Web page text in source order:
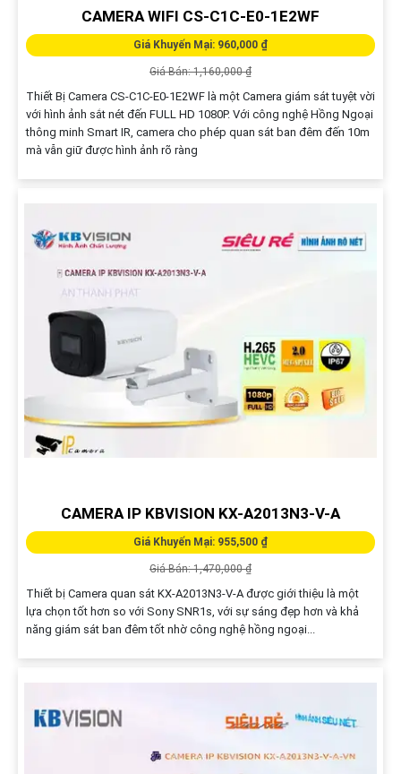
CAMERA WIFI CS-C1C-E0-1E2WF
Giá Khuyến Mại: 960,000 ₫
Giá Bán: 1,160,000 ₫
Thiết Bị Camera CS-C1C-E0-1E2WF là một Camera giám sát tuyệt vời
với hình ảnh sắt nét đến FULL HD 1080P. Với công nghệ Hồng Ngoại
thông minh Smart IR, camera cho phép quan sát ban đêm đến 10m
mà vẫn giữ được hình ảnh rõ ràng
CAMERA IP KBVISION KX-A2013N3-V-A
Giá Khuyến Mại: 955,500 ₫
Giá Bán: 1,470,000 ₫
Thiết bị Camera quan sát KX-A2013N3-V-A được giới thiệu là một
lựa chọn tốt hơn so với Sony SNR1s, với sự sáng đẹp hơn và khả
năng giám sát ban đêm tốt nhờ công nghệ hồng ngoại...